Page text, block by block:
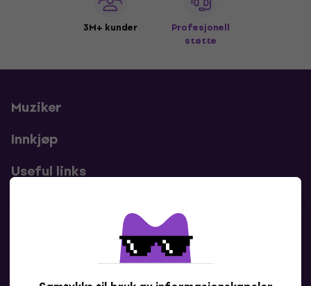
3M+ kunder
Profesjonell
støtte
Muziker
Innkjøp
Useful links
Kontakter
Kontakt oss